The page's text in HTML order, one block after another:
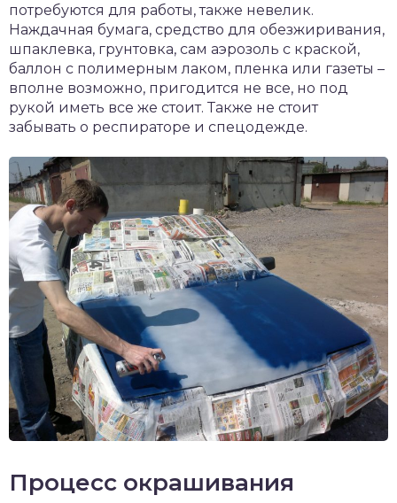
потребуются для работы, также невелик.
Наждачная бумага, средство для обезжиривания,
шпаклевка, грунтовка, сам аэрозоль с краской,
баллон с полимерным лаком, пленка или газеты –
вполне возможно, пригодится не все, но под
рукой иметь все же стоит. Также не стоит
забывать о респираторе и спецодежде.
Процесс окрашивания